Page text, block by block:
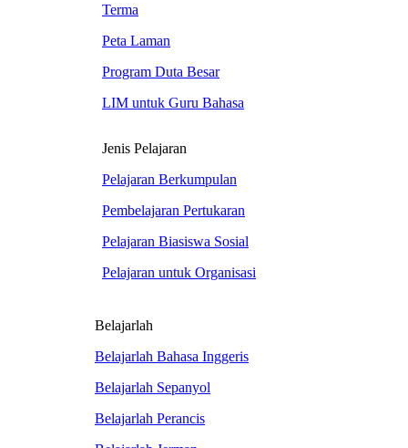
Terma
Peta Laman
Program Duta Besar
LIM untuk Guru Bahasa
Jenis Pelajaran
Pelajaran Berkumpulan
Pembelajaran Pertukaran
Pelajaran Biasiswa Sosial
Pelajaran untuk Organisasi
Belajarlah
Belajarlah Bahasa Inggeris
Belajarlah Sepanyol
Belajarlah Perancis